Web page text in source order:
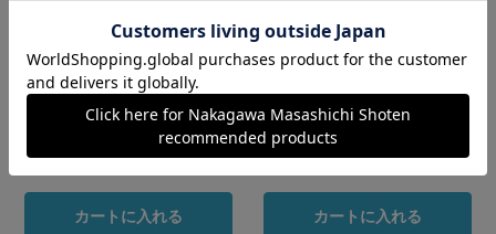
「上品で淡い色の」
カラー：菜の花
（税込）
4.9（855）
カートに入れる
かや織の色あわせス
トール
5,940円（税込）
4.8（99）
カートに入れる